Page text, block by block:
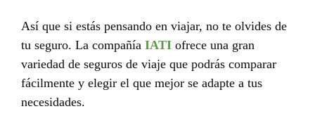
Así que si estás pensando en viajar, no te olvides de
tu seguro. La compañía IATI ofrece una gran
variedad de seguros de viaje que podrás comparar
fácilmente y elegir el que mejor se adapte a tus
necesidades.